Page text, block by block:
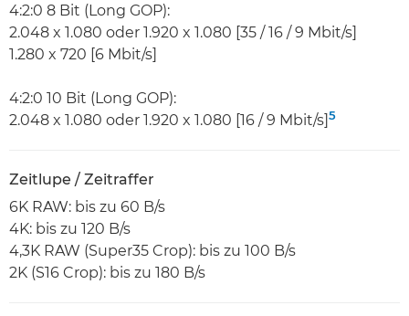
4:2:0 8 Bit (Long GOP):
2.048 x 1.080 oder 1.920 x 1.080 [35 / 16 / 9 Mbit/s]
1.280 x 720 [6 Mbit/s]
4:2:0 10 Bit (Long GOP):
2.048 x 1.080 oder 1.920 x 1.080 [16 / 9 Mbit/s]5
Zeitlupe / Zeitraffer
6K RAW: bis zu 60 B/s
4K: bis zu 120 B/s
4,3K RAW (Super35 Crop): bis zu 100 B/s
2K (S16 Crop): bis zu 180 B/s